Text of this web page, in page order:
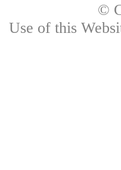
©
Use of this